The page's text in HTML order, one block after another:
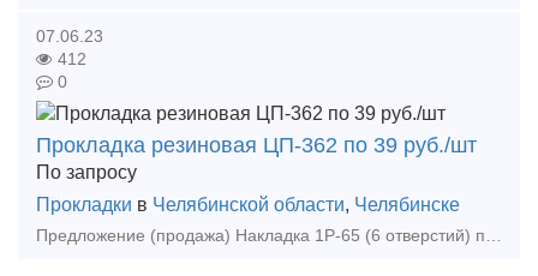
07.06.23
412
0
Прокладка резиновая ЦП-362 по 39 руб./шт
По запросу
Прокладки в Челябинской области, Челябинске